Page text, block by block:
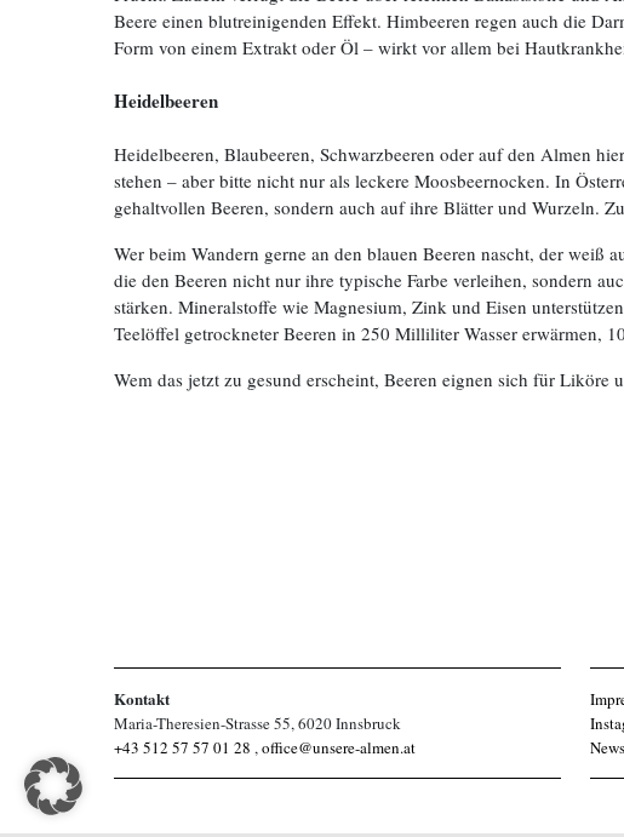
Beere einen blutreinigenden Effekt. Himbeeren regen auch die
Form von einem Extrakt oder Öl – wirkt vor allem bei
Heidelbeeren
Heidelbeeren, Blaubeeren, Schwarzbeeren oder auf den Almen
stehen – aber bitte nicht nur als leckere Moosbeernocken. In
gehaltvollen Beeren, sondern auch auf ihre Blätter und Wurzeln.
Wer beim Wandern gerne an den blauen Beeren nascht, der
die den Beeren nicht nur ihre typische Farbe verleihen, sondern
stärken. Mineralstoffe wie Magnesium, Zink und Eisen
Teelöffel getrockneter Beeren in 250 Milliliter Wasser erwärmen,
Wem das jetzt zu gesund erscheint, Beeren eignen sich für
Kontakt
Maria-Theresien-Strasse 55, 6020 Innsbruck
+43 512 57 57 01 28 ,office@unsere-almen.at